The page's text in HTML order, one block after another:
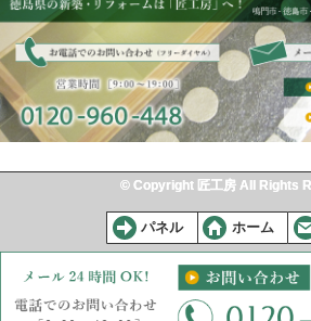
© Copyright 匠工房 All Rights
パネル ホーム